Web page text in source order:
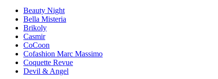
Beauty Night
Bella Misteria
Brikoly
Casmir
CoCoon
Cofashion Marc Massimo
Coquette Revue
Devil & Angel